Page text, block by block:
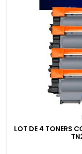
LOT DE 4 TONERS